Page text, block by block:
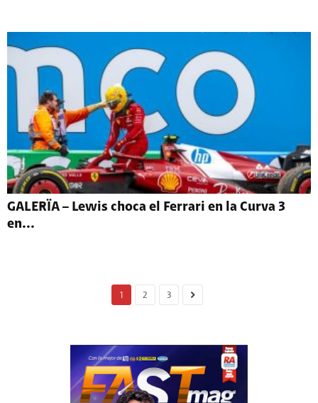
GALERÏA – Lewis choca el Ferrari en la Curva 3
en...
1 2 3